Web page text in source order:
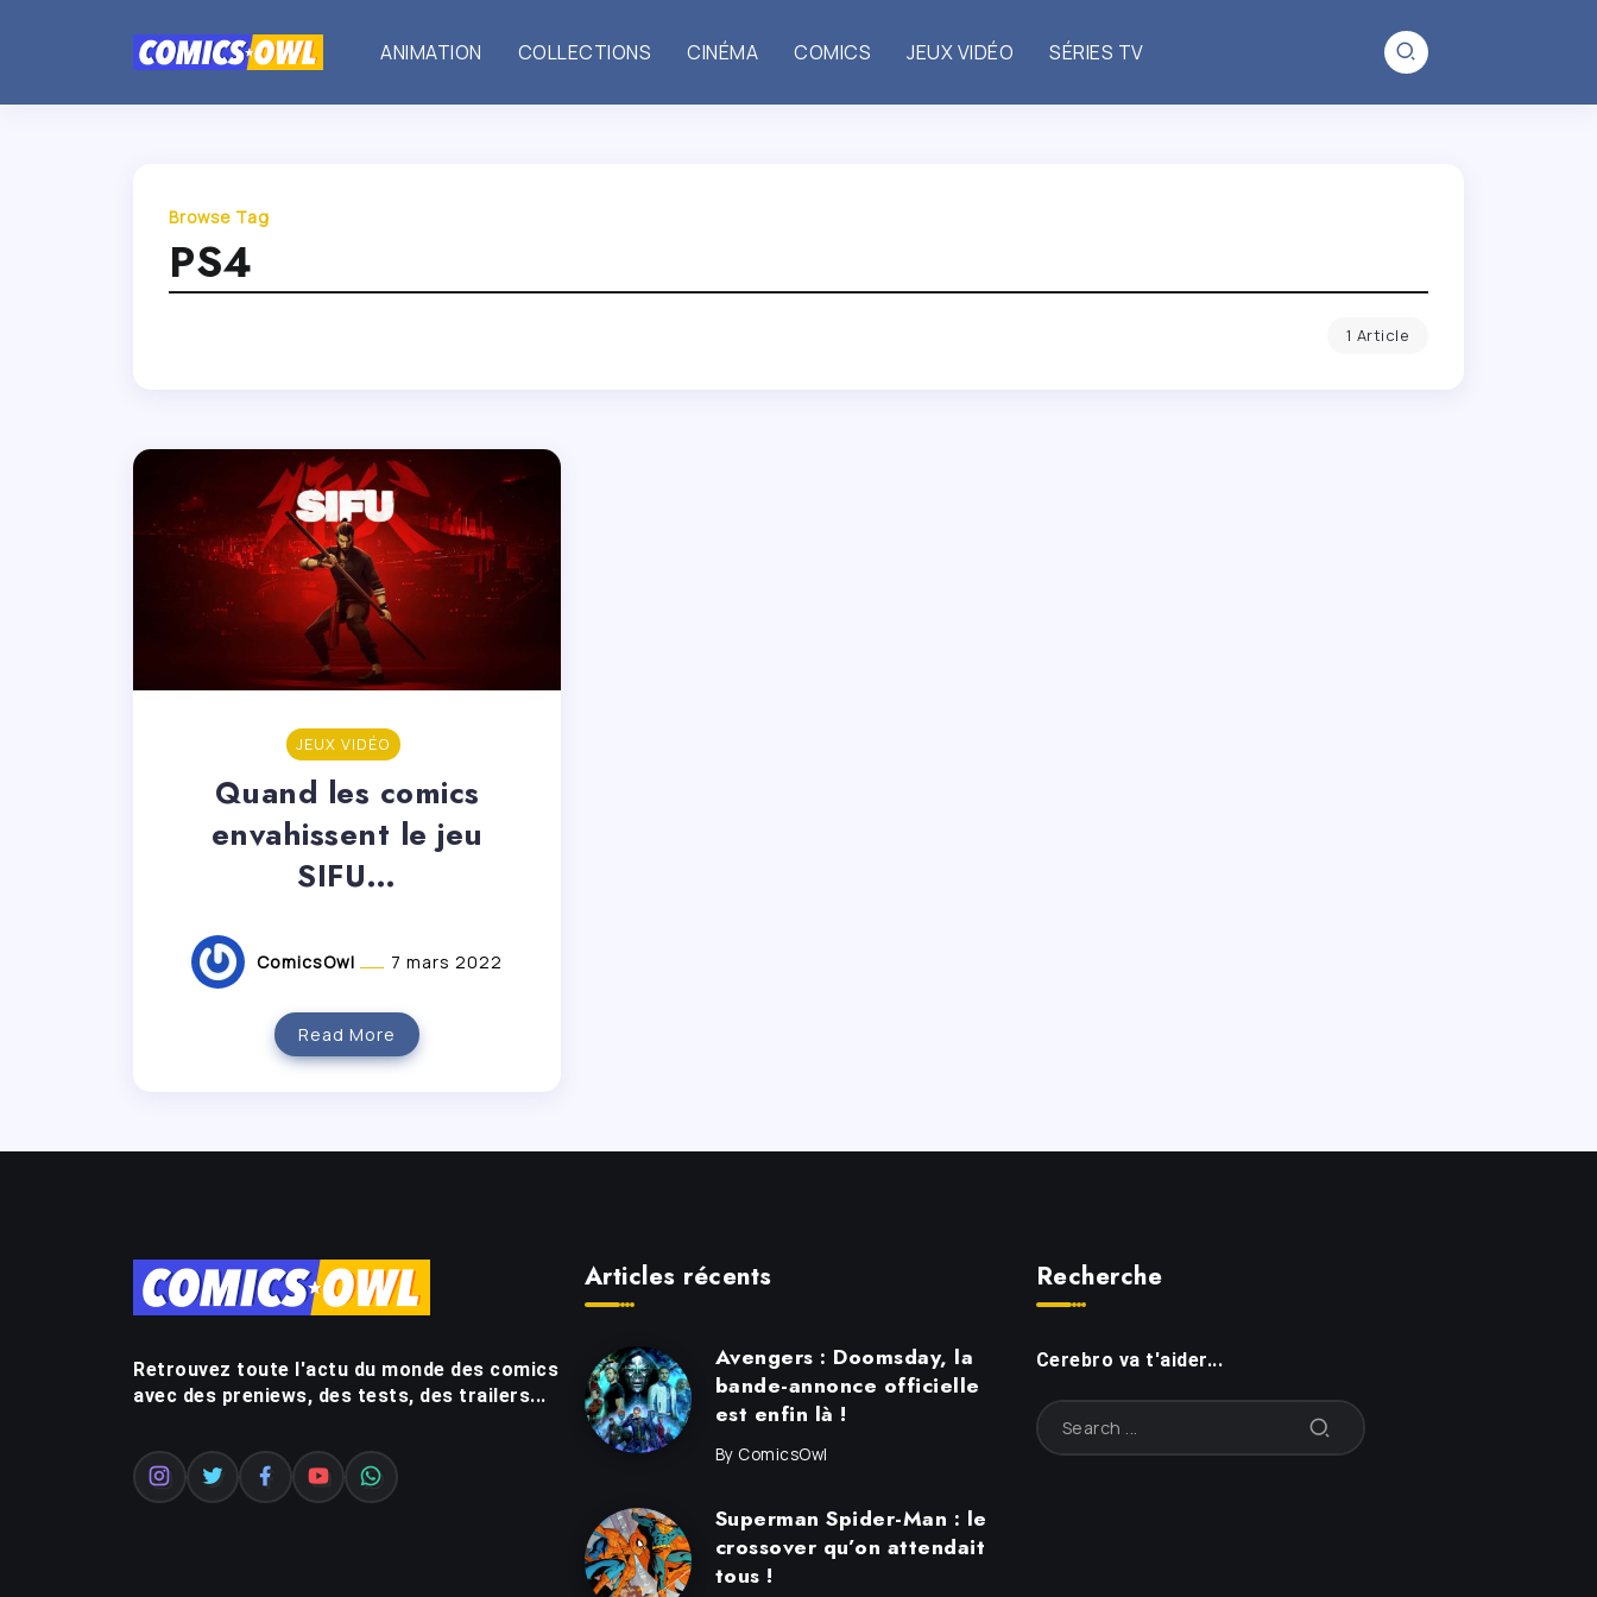
ANIMATION COLLECTIONS CINÉMA COMICS JEUX VIDÉO SÉRIES TV
Browse Tag
PS4
1 Article
JEUX VIDÉO
Quand les comics
envahissent le jeu
SIFU…
ComicsOwl 7 mars 2022
Read More
Retrouvez toute l'actu du monde des comics
avec des preniews, des tests, des trailers...
Articles récents
Avengers : Doomsday, la
bande-annonce officielle
est enfin là !
By ComicsOwl
Superman Spider-Man : le
crossover qu’on attendait
tous !
Recherche
Cerebro va t'aider...